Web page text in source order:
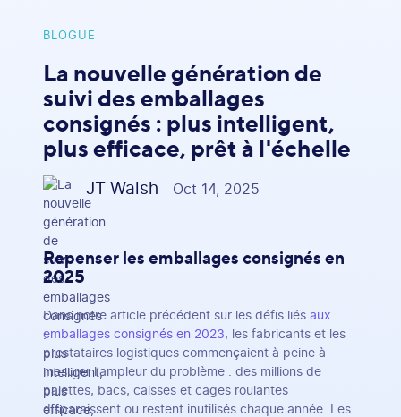
BLOGUE
La nouvelle génération de
suivi des emballages
consignés : plus intelligent,
plus efficace, prêt à l'échelle
JT Walsh Oct 14, 2025
Repenser les emballages consignés en
2025
Dans notre article précédent sur les défis liés aux
emballages consignés en 2023, les fabricants et les
prestataires logistiques commençaient à peine à
mesurer l'ampleur du problème : des millions de
palettes, bacs, caisses et cages roulantes
disparaissent ou restent inutilisés chaque année. Les